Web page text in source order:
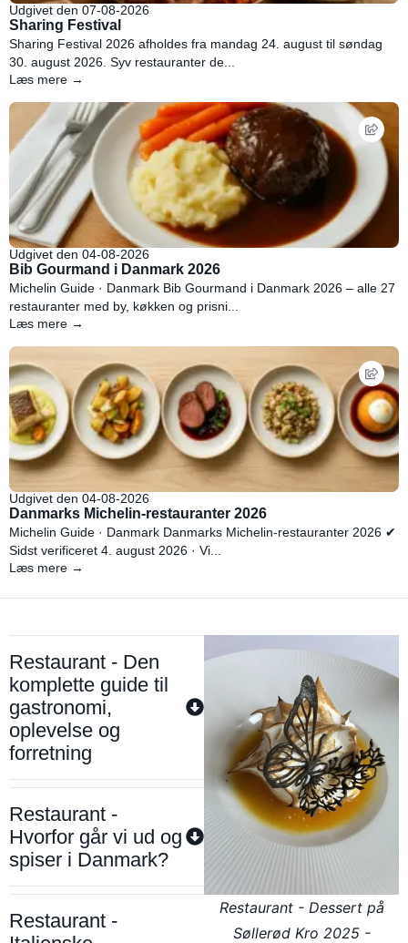
Udgivet den 07-08-2026
Sharing Festival
Sharing Festival 2026 afholdes fra mandag 24. august til søndag
30. august 2026. Syv restauranter de...
Læs mere →
Udgivet den 04-08-2026
Bib Gourmand i Danmark 2026
Michelin Guide · Danmark Bib Gourmand i Danmark 2026 – alle 27
restauranter med by, køkken og prisni...
Læs mere →
Udgivet den 04-08-2026
Danmarks Michelin-restauranter 2026
Michelin Guide · Danmark Danmarks Michelin-restauranter 2026 ✔
Sidst verificeret 4. august 2026 · Vi...
Læs mere →
Restaurant - Den
komplette guide til
gastronomi,
oplevelse og
forretning
Restaurant -
Hvorfor går vi ud og
spiser i Danmark?
Restaurant -
Restaurant - Dessert på
Søllerød Kro 2025 -